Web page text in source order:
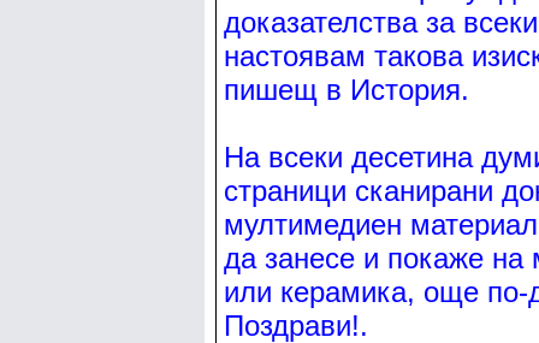
доказателства за
настоявам такова
пишещ в История.
На всеки десетина
страници сканирани
мултимедиен
да занесе и покаже на
или керамика, още
Поздрави!.